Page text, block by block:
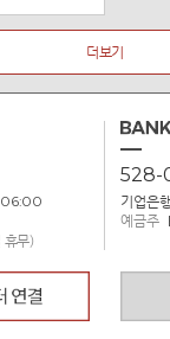
더보기
휴무)
528-
기업은행
예금주